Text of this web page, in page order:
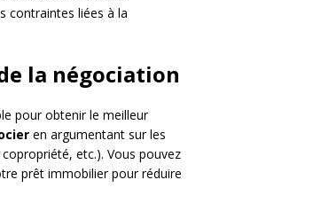
contraintes liées à la
la négociation
pour obtenir le meilleur
en argumentant sur les
etc.). Vous pouvez
prêt immobilier pour réduire